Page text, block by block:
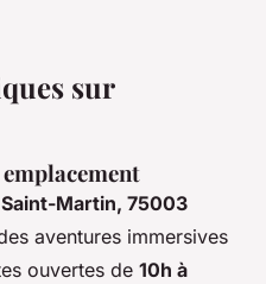
sur
Saint-Martin, 75003
aventures immersives
ouvertes de 10h à